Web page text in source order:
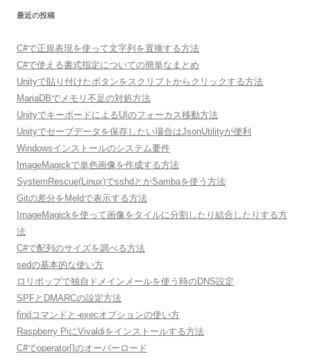
最近の投稿
C#で正規表現を使って文字列を置換する方法
C#で使える書式指定についての簡単なまとめ
Unityで貼り付けたボタンをスクリプトからクリックする方法
MariaDBでメモリ不足の対処方法
UnityでキーボードによるUIのフォーカス移動方法
Unityでセーブデータを保存したい場合はJsonUtilityが便利
Windowsインストールのシステム要件
ImageMagickで単色画像を作成する方法
SystemRescue(Linux)でsshdとかSambaを使う方法
Gitの差分をMeldで表示する方法
ImageMagickを使って画像をタイルに分割したり結合したりする方
法
C#で配列のサイズを調べる方法
sedの基本的な使い方
ロリポップで独自ドメインメールを使う時のDNS設定
SPFとDMARCの設定方法
findコマンドと-execオプションの使い方
Raspberry PiにVivaldiをインストールする方法
C#でoperator[]のオーバーロード